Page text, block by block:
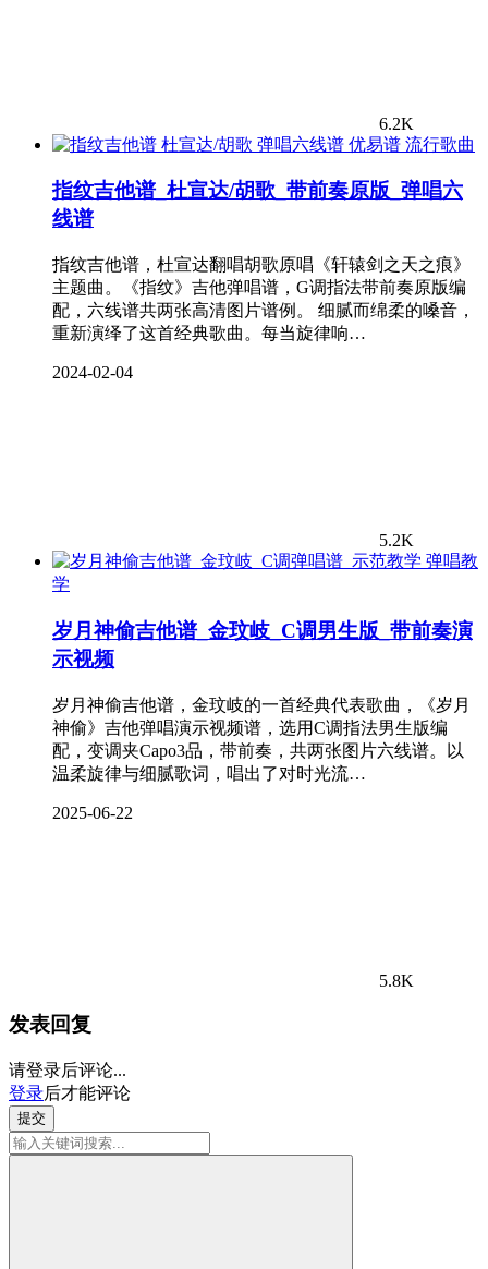
6.2K
流行歌曲
指纹吉他谱_杜宣达/胡歌_带前奏原版_弹唱六
线谱
指纹吉他谱，杜宣达翻唱胡歌原唱《轩辕剑之天之痕》
主题曲。《指纹》吉他弹唱谱，G调指法带前奏原版编
配，六线谱共两张高清图片谱例。 细腻而绵柔的嗓音，
重新演绎了这首经典歌曲。每当旋律响…
2024-02-04
5.2K
弹唱教
学
岁月神偷吉他谱_金玟岐_C调男生版_带前奏演
示视频
岁月神偷吉他谱，金玟岐的一首经典代表歌曲，《岁月
神偷》吉他弹唱演示视频谱，选用C调指法男生版编
配，变调夹Capo3品，带前奏，共两张图片六线谱。以
温柔旋律与细腻歌词，唱出了对时光流…
2025-06-22
5.8K
发表回复
请登录后评论...
登录后才能评论
提交